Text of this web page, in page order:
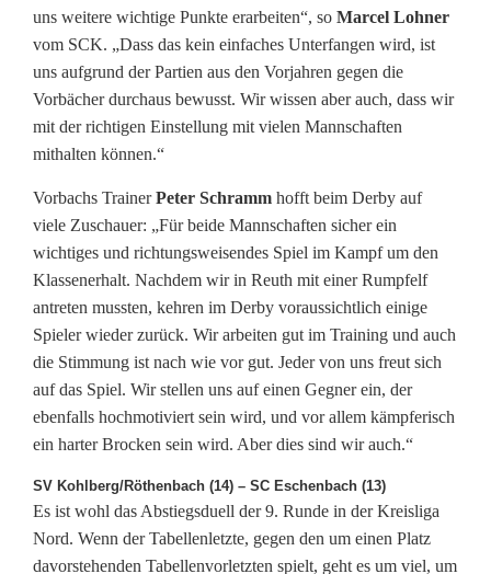
uns weitere wichtige Punkte erarbeiten“, so Marcel Lohner
vom SCK. „Dass das kein einfaches Unterfangen wird, ist
uns aufgrund der Partien aus den Vorjahren gegen die
Vorbächer durchaus bewusst. Wir wissen aber auch, dass wir
mit der richtigen Einstellung mit vielen Mannschaften
mithalten können.“
Vorbachs TrainerPeter Schramm hofft beim Derby auf
viele Zuschauer: „Für beide Mannschaften sicher ein
wichtiges und richtungsweisendes Spiel im Kampf um den
Klassenerhalt. Nachdem wir in Reuth mit einer Rumpfelf
antreten mussten, kehren im Derby voraussichtlich einige
Spieler wieder zurück. Wir arbeiten gut im Training und auch
die Stimmung ist nach wie vor gut. Jeder von uns freut sich
auf das Spiel. Wir stellen uns auf einen Gegner ein, der
ebenfalls hochmotiviert sein wird, und vor allem kämpferisch
ein harter Brocken sein wird. Aber dies sind wir auch.“
SV Kohlberg/Röthenbach (14) – SC Eschenbach (13)
Es ist wohl das Abstiegsduell der 9. Runde in der Kreisliga
Nord. Wenn der Tabellenletzte, gegen den um einen Platz
davorstehenden Tabellenvorletzten spielt, geht es um viel, um